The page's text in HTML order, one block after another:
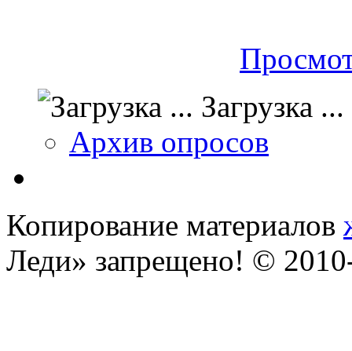
Загрузка ...
Архив опросов
Копирование материалов
Леди» запрещено! ©